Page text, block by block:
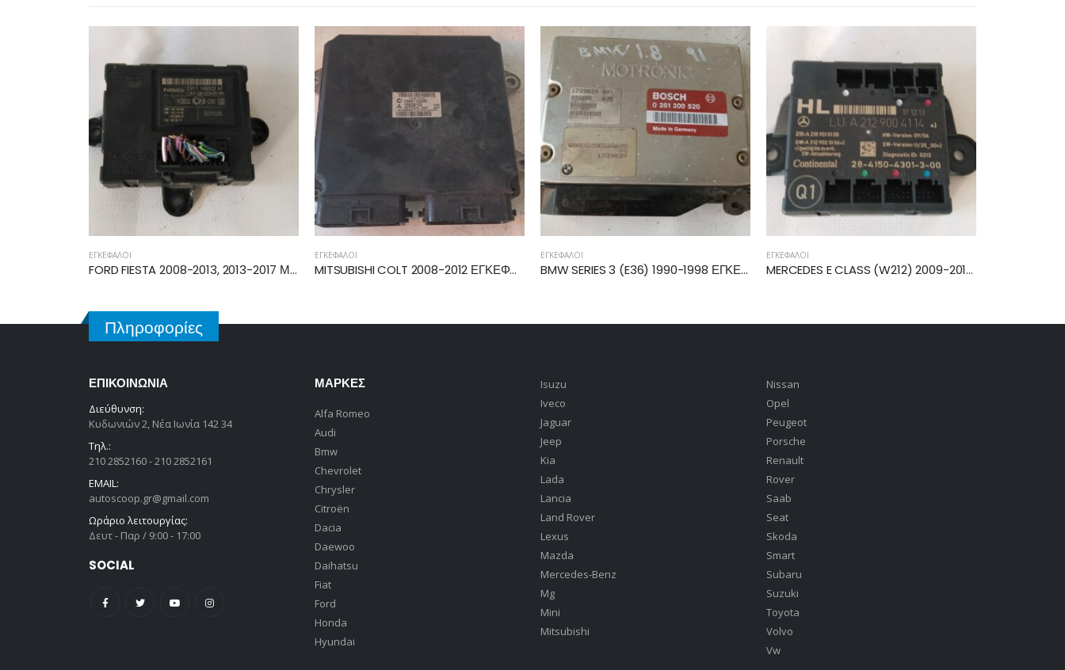
FORD FIESTA 2008-2013, 2013-2017 ΜΟΝΑΔΑ ΕΛΕΓΧΟΥ CV1T14B532AF MITSUBISHI COLT 2008-2012 ΕΓΚΕΦΑΛΟΣ ECU 1860B155 BMW SERIES 3 (E36) 1990-1998 ΕΓΚΕΦΑΛΟΣ ECU 0261200520 MERCEDES E CLASS (W212) 2009-2013 ΜΟΝΑΔΑ ΕΛΕΓΧΟΥ A2129004114
Πληροφορίες
ΕΠΙΚΟΙΝΩΝΊΑ
Διεύθυνση:
Κυδωνιών 2, Νέα Ιωνία 142 34
Τηλ.:
210 2852160 - 210 2852161
EMAIL:
autoscoop.gr@gmail.com
Ωράριο λειτουργίας:
Δευτ - Παρ / 9:00 - 17:00
SOCIAL
ΜΆΡΚΕΣ
Alfa Romeo
Audi
Bmw
Chevrolet
Chrysler
Citroën
Dacia
Daewoo
Daihatsu
Fiat
Ford
Honda
Hyundai
Isuzu
Iveco
Jaguar
Jeep
Kia
Lada
Lancia
Land Rover
Lexus
Mazda
Mercedes-Benz
Mg
Mini
Mitsubishi
Nissan
Opel
Peugeot
Porsche
Renault
Rover
Saab
Seat
Skoda
Smart
Subaru
Suzuki
Toyota
Volvo
Vw